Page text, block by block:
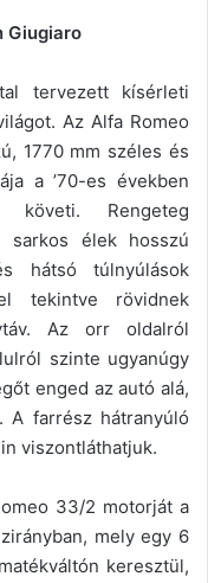
Giugiaro
tervezett kísérleti
Az Alfa Romeo
1770 mm széles és
a ’70-es években
követi. Rengeteg
sarkos élek hosszú
hátsó túlnyúlások
tekintve rövidnek
Az orr oldalról
szinte ugyanúgy
enged az autó alá,
A farrész hátranyúló
viszontláthatjuk.
33/2 motorját a
mely egy 6
keresztül,